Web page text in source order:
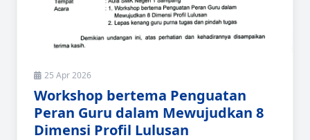
25 Apr 2026
Workshop bertema Penguatan
Peran Guru dalam Mewujudkan 8
Dimensi Profil Lulusan